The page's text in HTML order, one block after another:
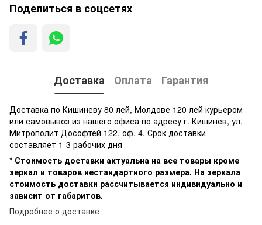
Поделиться в соцсетях
Доставка Оплата Гарантия
Доставка по Кишиневу 80 лей, Молдове 120 лей курьером
или самовывоз из нашего офиса по адресу г. Кишинев, ул.
Митрополит Дософтей 122, оф. 4. Срок доставки
составляет 1-3 рабочих дня
* Стоимость доставки актуальна на все товары кроме
зеркал и товаров нестандартного размера. На зеркала
стоимость доставки рассчитывается индивидуально и
зависит от габаритов.
Подробнее о доставке